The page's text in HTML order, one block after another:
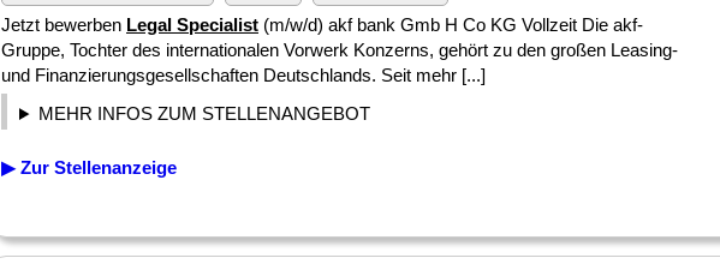
Jetzt bewerben Legal Specialist (m/w/d) akf bank Gmb H Co KG Vollzeit Die akf-
Gruppe, Tochter des internationalen Vorwerk Konzerns, gehört zu den großen Leasing-
und Finanzierungsgesellschaften Deutschlands. Seit mehr [...]
MEHR INFOS ZUM STELLENANGEBOT
▶ Zur Stellenanzeige